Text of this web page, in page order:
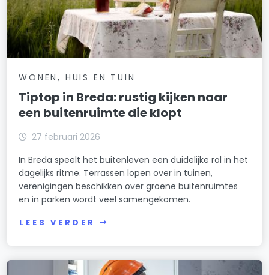
WONEN, HUIS EN TUIN
Tiptop in Breda: rustig kijken naar
een buitenruimte die klopt
27 februari 2026
In Breda speelt het buitenleven een duidelijke rol in het
dagelijks ritme. Terrassen lopen over in tuinen,
verenigingen beschikken over groene buitenruimtes
en in parken wordt veel samengekomen.
LEES VERDER